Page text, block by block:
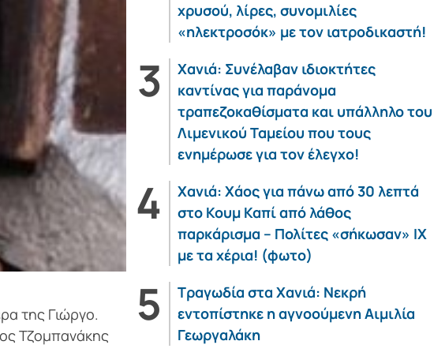
της Γιώργο.
Τζομπανάκης
χρυσού, λίρες, συνομιλίες
«ηλεκτροσόκ» με τον ιατροδικαστή!
Χανιά: Συνέλαβαν ιδιοκτήτες
καντίνας για παράνομα
τραπεζοκαθίσματα και υπάλληλο του
Λιμενικού Ταμείου που τους
ενημέρωσε για τον έλεγχο!
Χανιά: Χάος για πάνω από 30 λεπτά
στο Κουμ Καπί από λάθος
παρκάρισμα – Πολίτες «σήκωσαν» ΙΧ
με τα χέρια! (φωτο)
Τραγωδία στα Χανιά: Νεκρή
εντοπίστηκε η αγνοούμενη Αιμιλία
Γεωργαλάκη